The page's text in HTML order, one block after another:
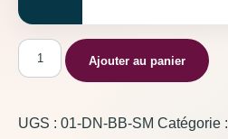
quantité de Dragon Noire
Ajouter au panier
UGS : 01-DN-BB-SM Catégorie :